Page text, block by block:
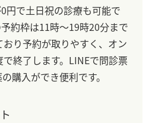
円で土日祝の診療も可能で
約枠は11時～19時20分まで
り予約が取りやすく、オン
終了します。LINEで問診票
購入ができ便利です。